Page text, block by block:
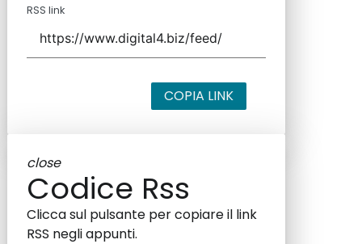
RSS link
COPIA LINK
close
Codice Rss
Clicca sul pulsante per copiare il link
RSS negli appunti.